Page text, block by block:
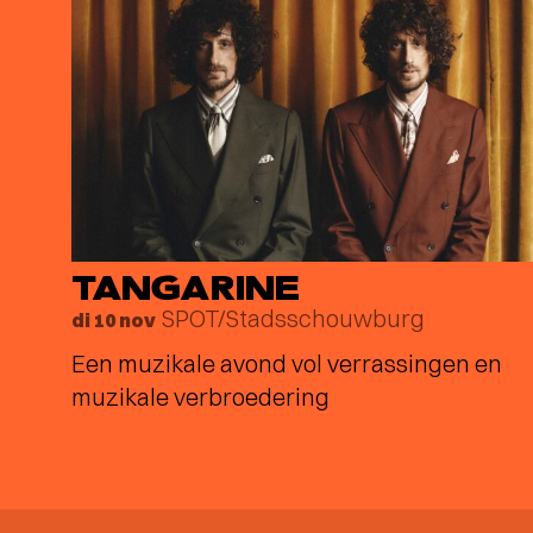
TANGARINE
di 10 nov SPOT/Stadsschouwburg
Een muzikale avond vol verrassingen en
muzikale verbroedering